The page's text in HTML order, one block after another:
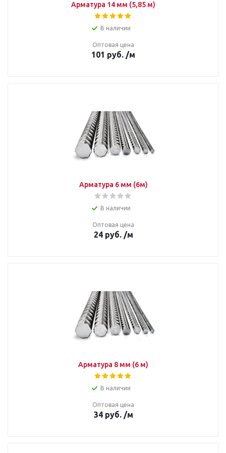
Арматура 14 мм (5,85 м)
В наличии
Оптовая цена
101 руб. /м
Арматура 6 мм (6м)
В наличии
Оптовая цена
24руб. /м
Арматура 8 мм (6 м)
В наличии
Оптовая цена
34руб. /м